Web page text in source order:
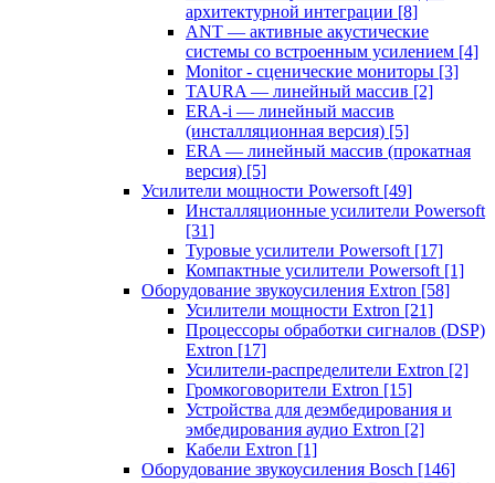
архитектурной интеграции [8]
ANT — активные акустические
системы со встроенным усилением [4]
Monitor - сценические мониторы [3]
TAURA — линейный массив [2]
ERA-i — линейный массив
(инсталляционная версия) [5]
ERA — линейный массив (прокатная
версия) [5]
Усилители мощности Powersoft [49]
Инсталляционные усилители Powersoft
[31]
Туровые усилители Powersoft [17]
Компактные усилители Powersoft [1]
Оборудование звукоусиления Extron [58]
Усилители мощности Extron [21]
Процессоры обработки сигналов (DSP)
Extron [17]
Усилители-распределители Extron [2]
Громкоговорители Extron [15]
Устройства для деэмбедирования и
эмбедирования аудио Extron [2]
Кабели Extron [1]
Оборудование звукоусиления Bosch [146]